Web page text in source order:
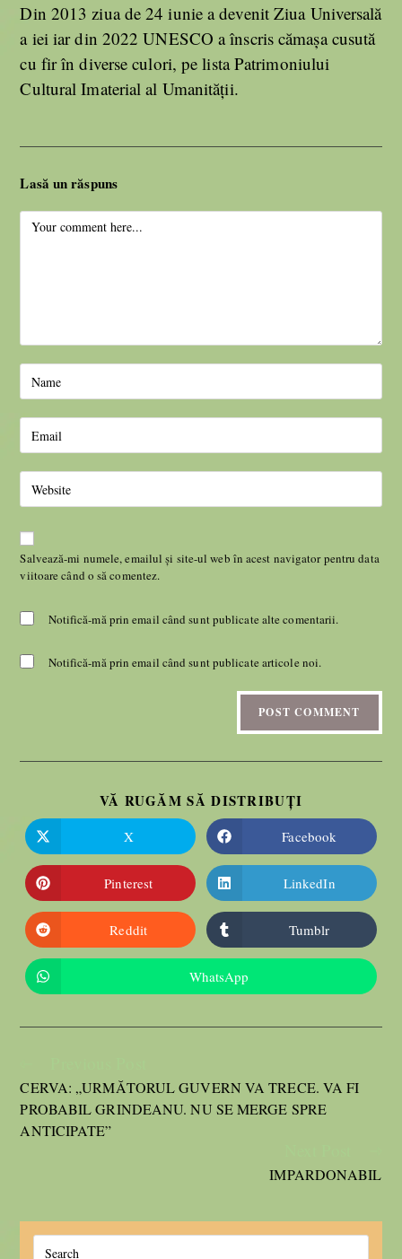
Din 2013 ziua de 24 iunie a devenit Ziua Universală
a iei iar din 2022 UNESCO a înscris cămașa cusută
cu fir în diverse culori, pe lista Patrimoniului
Cultural Imaterial al Umanității.
Lasă un răspuns
Salvează-mi numele, emailul și site-ul web în acest navigator pentru data
viitoare când o să comentez.
Notifică-mă prin email când sunt publicate alte comentarii.
Notifică-mă prin email când sunt publicate articole noi.
VĂ RUGĂM SĂ DISTRIBUȚI
X Facebook
Pinterest LinkedIn
Reddit Tumblr
WhatsApp
CERVA: „URMĂTORUL GUVERN VA TRECE. VA FI
PROBABIL GRINDEANU. NU SE MERGE SPRE
ANTICIPATE”
IMPARDONABIL